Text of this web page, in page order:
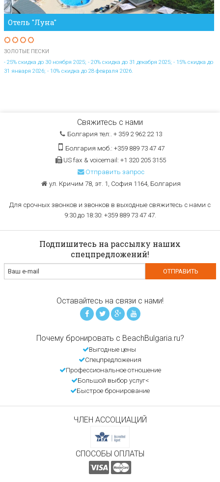
Отель "Луна"
ЗОЛОТЫЕ ПЕСКИ
- 25% скидка до 30 ноября 2025; - 20% скидка до 31 декабря 2025; - 15% скидка до
31 января 2026; - 10% скидка до 28 февраля 2026.
Свяжитесь с нами
Болгария тел:. + 359 2 962 22 13
Болгария моб.: +359 889 73 47 47
US fax & voicemail: +1 320 205 3155
Отправить запрос
ул. Кричим 78, эт. 1, София 1164, Болгария
Для срочных звонков и звонков в выходные свяжитесь с нами с
9:30 до 18:30: +359 889 73 47 47.
Подпишитесь на рассылку наших
спецпредложений!
Оставайтесь на связи с нами!
Почему бронировать с BeachBulgaria.ru?
Выгодные цены
Спецпредложения
Профессиональное отношение
Большой выбор услуг<
Быстрое бронирование
ЧЛЕН АССОЦИАЦИЙ
СПОСОБЫ ОПЛАТЫ